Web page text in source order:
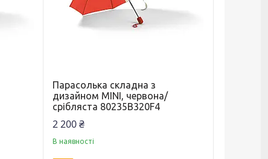
Парасолька складна з
дизайном MINI, червона/
срібляста 80235B320F4
2 200 ₴
В наявності